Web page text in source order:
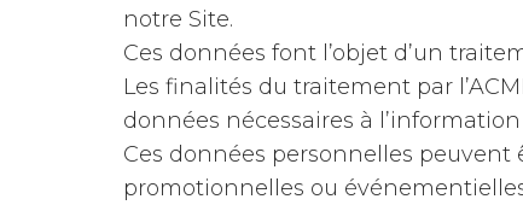
notre Site.
Ces données font l’objet d’un
Les finalités du traitement par
données nécessaires à
Ces données personnelles peuvent
promotionnelles ou